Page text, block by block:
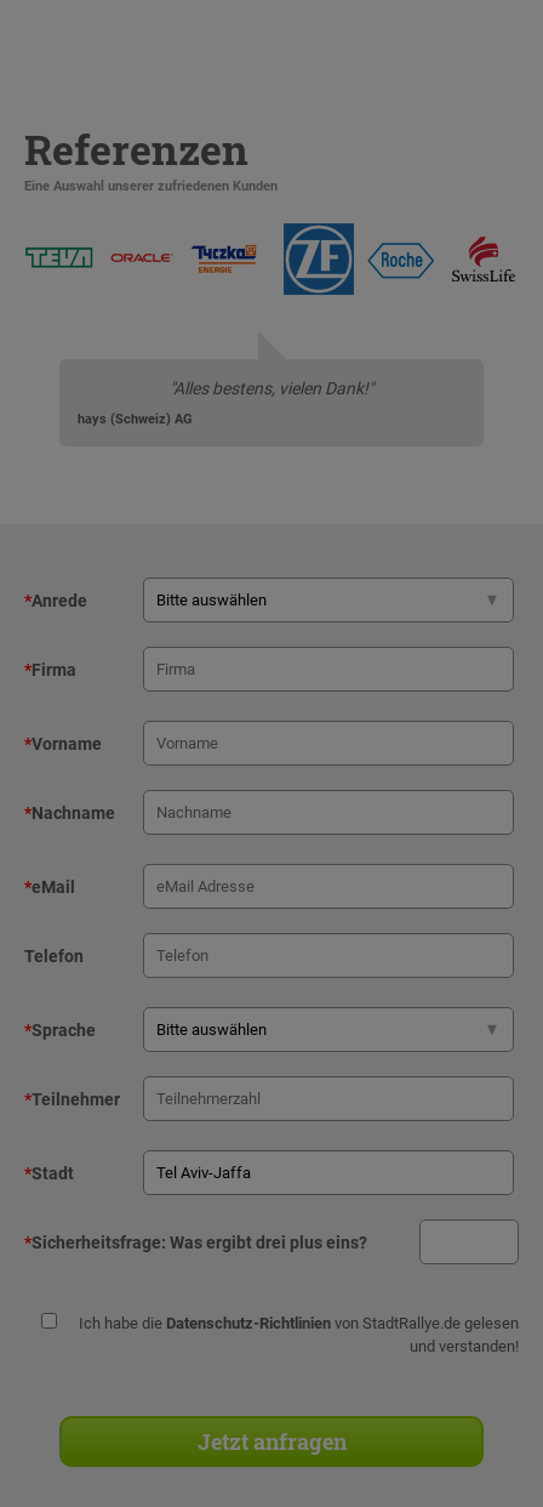
Referenzen
Eine Auswahl unserer zufriedenen Kunden
"Alles bestens, vielen Dank!"
hays (Schweiz) AG
*Anrede
*Firma
*Vorname
*Nachname
*eMail
Telefon
*Sprache
*Teilnehmer
*Stadt
*Sicherheitsfrage: Was ergibt drei plus eins?
Ich habe die Datenschutz-Richtlinien von StadtRallye.de gelesen
und verstanden!